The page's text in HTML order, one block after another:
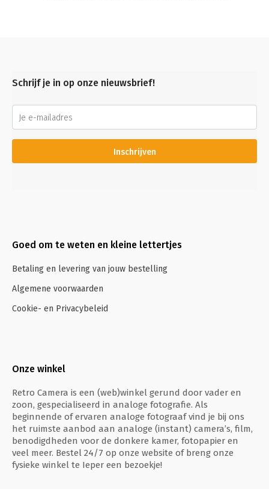
Schrijf je in op onze nieuwsbrief!
Inschrijven
Goed om te weten en kleine lettertjes
Betaling en levering van jouw bestelling
Algemene voorwaarden
Cookie- en Privacybeleid
Onze winkel
Retro Camera is een (web)winkel gerund door vader en
zoon, gespecialiseerd in analoge fotografie. Als
beginnende of ervaren analoge fotograaf vind je bij ons
het ruimste aanbod aan analoge (instant) camera’s, film,
benodigdheden voor de donkere kamer, fotopapier en
veel meer. Bestel 24/7 op onze website of breng onze
fysieke winkel te Ieper een bezoekje!